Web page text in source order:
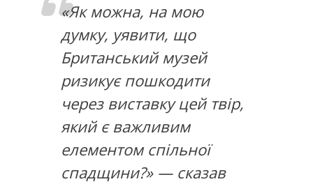
«Як можна, на мою
думку, уявити, що
Британський музей
ризикує пошкодити
через виставку цей твір,
який є важливим
елементом спільної
спадщини?» — сказав